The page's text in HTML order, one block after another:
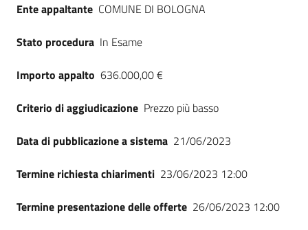
Ente appaltante COMUNE DI BOLOGNA
Stato procedura In Esame
Importo appalto 636.000,00 €
Criterio di aggiudicazione Prezzo più basso
Data di pubblicazione a sistema 21/06/2023
Termine richiesta chiarimenti 23/06/2023 12:00
Termine presentazione delle offerte 26/06/2023 12:00